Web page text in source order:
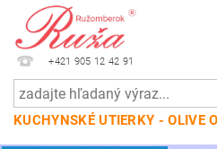
+421 905 12 42 91
KUCHYNSKÉ UTIERKY - OLIVE